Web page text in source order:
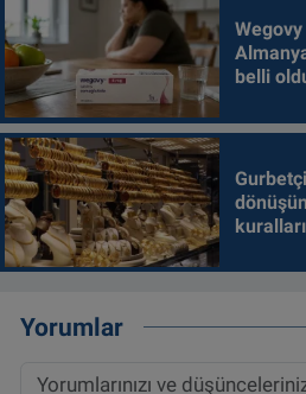
Wegovy
belli
Yorumlar